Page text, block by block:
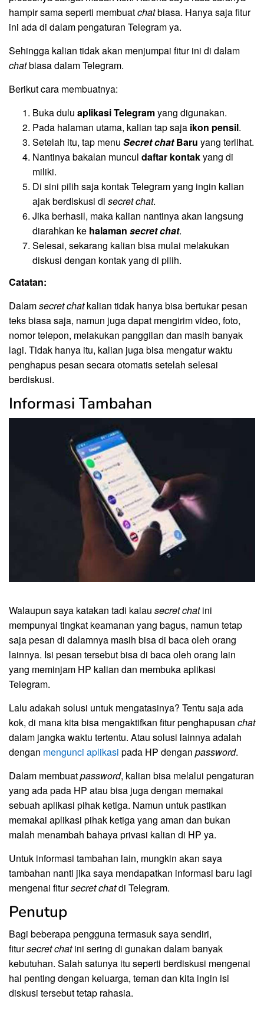
hampir sama seperti membuatchatbiasa. Hanya saja fitur
ini ada di dalam pengaturan Telegram ya.
Sehingga kalian tidak akan menjumpai fitur ini di dalam
chatbiasa dalam Telegram.
Berikut cara membuatnya:
Buka dulu aplikasi Telegramyang digunakan.
Pada halaman utama, kalian tap saja ikon pensil.
Setelah itu, tap menu Secret chatBaru yang terlihat.
Nantinya bakalan muncul daftar kontakyang di
miliki.
Di sini pilih saja kontak Telegram yang ingin kalian
ajak berdiskusi di secret chat.
Jika berhasil, maka kalian nantinya akan langsung
diarahkan ke halaman secret chat.
Selesai, sekarang kalian bisa mulai melakukan
diskusi dengan kontak yang di pilih.
Catatan:
Dalamsecret chatkalian tidak hanya bisa bertukar pesan
teks biasa saja, namun juga dapat mengirim video, foto,
nomor telepon, melakukan panggilan dan masih banyak
lagi. Tidak hanya itu, kalian juga bisa mengatur waktu
penghapus pesan secara otomatis setelah selesai
berdiskusi.
Informasi Tambahan
Walaupun saya katakan tadi kalau secret chatini
mempunyai tingkat keamanan yang bagus, namun tetap
saja pesan di dalamnya masih bisa di baca oleh orang
lainnya. Isi pesan tersebut bisa di baca oleh orang lain
yang meminjam HP kalian dan membuka aplikasi
Telegram.
Lalu adakah solusi untuk mengatasinya? Tentu saja ada
kok, di mana kita bisa mengaktifkan fitur penghapusan chat
dalam jangka waktu tertentu. Atau solusi lainnya adalah
dengan mengunci aplikasi pada HP dengan password.
Dalam membuatpassword, kalian bisa melalui pengaturan
yang ada pada HP atau bisa juga dengan memakai
sebuah aplikasi pihak ketiga. Namun untuk pastikan
memakai aplikasi pihak ketiga yang aman dan bukan
malah menambah bahaya privasi kalian di HP ya.
Untuk informasi tambahan lain, mungkin akan saya
tambahan nanti jika saya mendapatkan informasi baru lagi
mengenai fitursecret chatdi Telegram.
Penutup
Bagi beberapa pengguna termasuk saya sendiri,
fitursecret chatini sering di gunakan dalam banyak
kebutuhan. Salah satunya itu seperti berdiskusi mengenai
hal penting dengan keluarga, teman dan kita ingin isi
diskusi tersebut tetap rahasia.